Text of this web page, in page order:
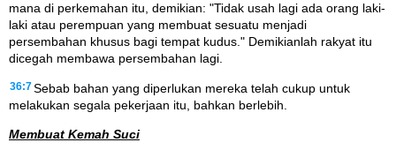
mana di perkemahan itu, demikian: "Tidak usah lagi ada orang laki-
laki atau perempuan yang membuat sesuatu menjadi
persembahan khusus bagi tempat kudus." Demikianlah rakyat itu
dicegah membawa persembahan lagi.
36:7Sebab bahan yang diperlukan mereka telah cukup untuk
melakukan segala pekerjaan itu, bahkan berlebih.
Membuat Kemah Suci